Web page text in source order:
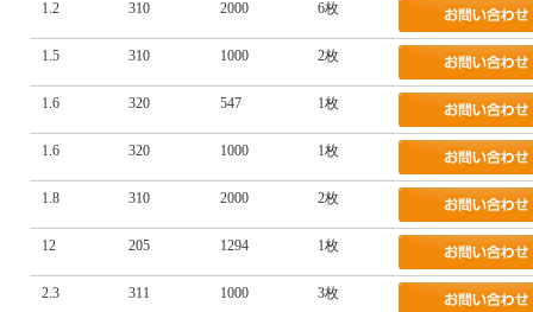
1.2 310 2000 6枚
1.5 310 1000 2枚
1.6 320 547 1枚
1.6 320 1000 1枚
1.8 310 2000 2枚
12 205 1294 1枚
2.3 311 1000 3枚